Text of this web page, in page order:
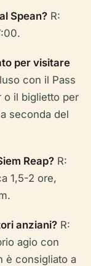
Spean? R:
per visitare
con il Pass
o il biglietto per
seconda del
Reap? R:
1,5-2 ore,
anziani? R:
agio con
è consigliato a